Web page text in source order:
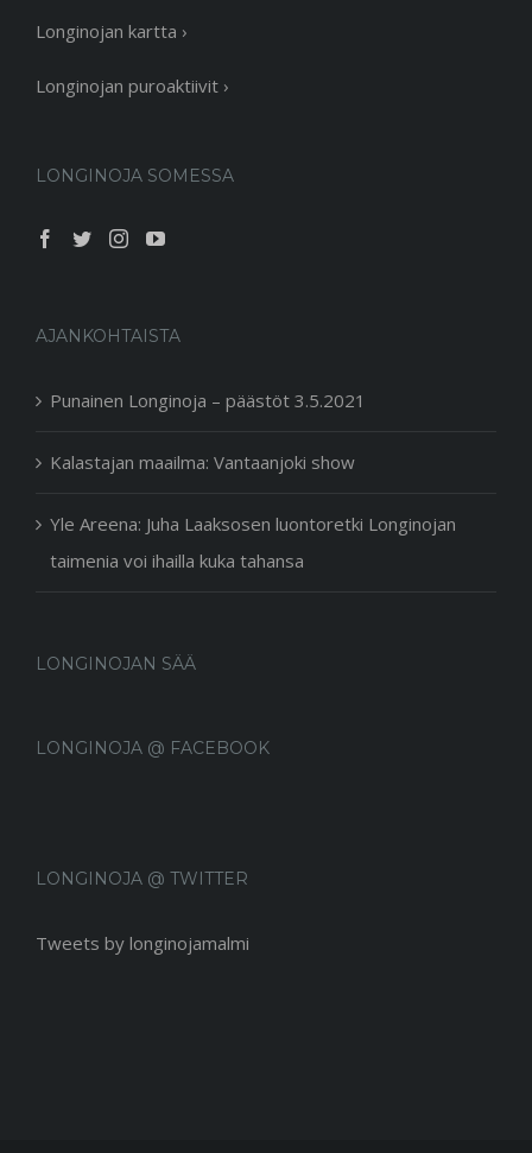
Longinojan kartta ›
Longinojan puroaktiivit ›
LONGINOJA SOMESSA
AJANKOHTAISTA
Punainen Longinoja – päästöt 3.5.2021
Kalastajan maailma: Vantaanjoki show
Yle Areena: Juha Laaksosen luontoretki Longinojan
taimenia voi ihailla kuka tahansa
LONGINOJAN SÄÄ
LONGINOJA @ FACEBOOK
LONGINOJA @ TWITTER
Tweets by longinojamalmi